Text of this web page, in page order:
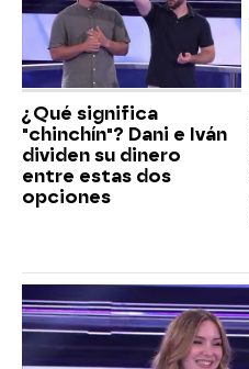
¿Qué significa
"chinchín"? Dani e Iván
dividen su dinero
entre estas dos
opciones